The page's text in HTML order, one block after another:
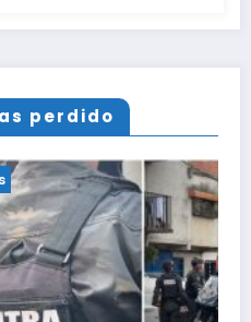
perdido